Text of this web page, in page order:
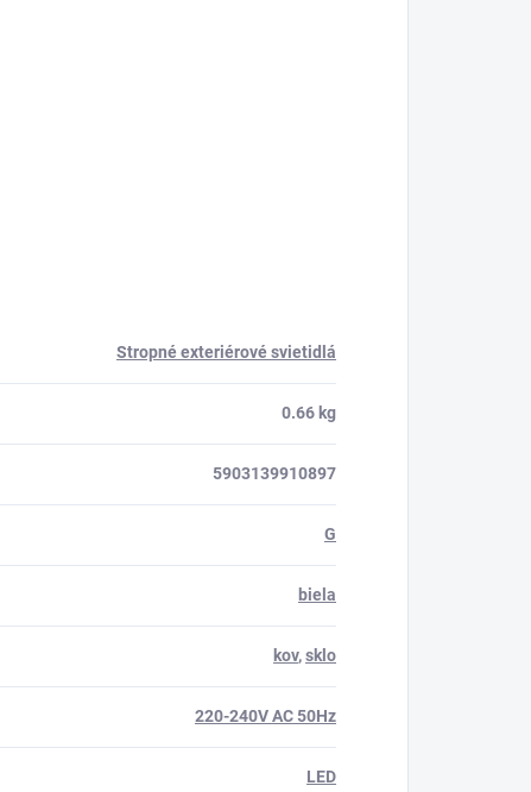
Stropné exteriérové svietidlá
0.66 kg
5903139910897
G
biela
kov,sklo
220-240V AC 50Hz
LED